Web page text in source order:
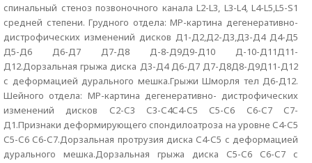
спинальный стеноз позвоночного канала L2-L3, L3-L4, L4-L5,L5-S1
средней степени. Грудного отдела: МР-картина дегенеративно-
дистрофических изменений дисков Д1-Д2,Д2-Д3,Д3-Д4 Д4-Д5
Д5-Д6 Д6-Д7 Д7-Д8 Д-8-Д9Д9-Д10 Д-10-Д11Д11-
Д12.Дорзальная грыжа диска Д3-Д4 Д6-Д7 Д7-Д8Д8-Д9Д11-Д12
с деформацией дурального мешка.Грыжи Шморля тел Д6-Д12.
Шейного отдела: МР-картина дегенеративно- дистрофических
изменений дисков С2-С3 С3-С4С4-С5 С5-С6 С6-С7 С7-
Д1.Признаки деформирующего спондилоатроза на уровне С4-С5
С5-С6 С6-С7.Дорзальная протрузия диска С4-С5 с деформацией
дурального мешка.Дорзальная грыжа диска С5-С6 С6-С7 с